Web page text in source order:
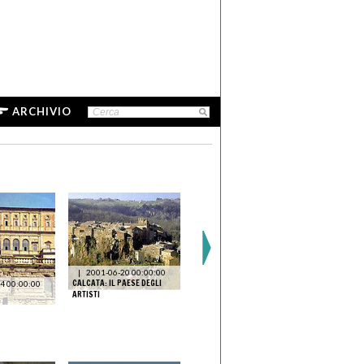
ARCHIVIO
00:00:00
| 2001-06-20 00:00:00
CALCATA: IL PAESE DEGLI
ARTISTI